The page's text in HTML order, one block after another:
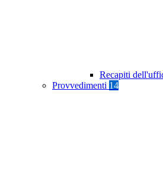
Recapiti
Provvedimenti 14